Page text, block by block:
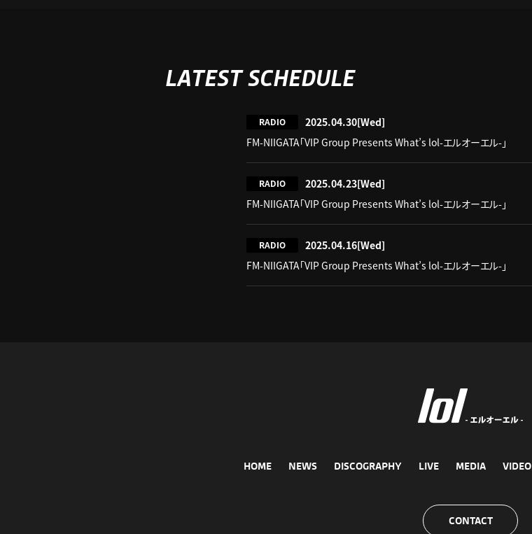
LATEST SCHEDULE
RADIO 2025.04.30[Wed]
FM-NIIGATA「VIP Group Presents What’s lol-エルオーエル-」
RADIO 2025.04.23[Wed]
FM-NIIGATA「VIP Group Presents What’s lol-エルオーエル-」
RADIO 2025.04.16[Wed]
FM-NIIGATA「VIP Group Presents What’s lol-エルオーエル-」
HOME NEWS DISCOGRAPHY LIVE MEDIA VIDEO
CONTACT